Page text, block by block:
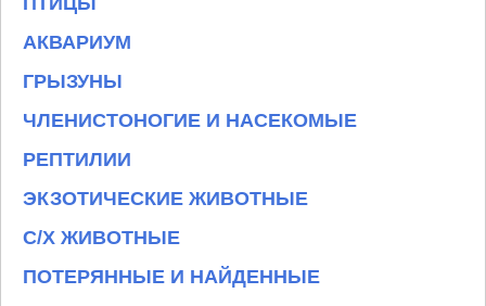
АКВАРИУМ
ГРЫЗУНЫ
ЧЛЕНИСТОНОГИЕ И НАСЕКОМЫЕ
РЕПТИЛИИ
ЭКЗОТИЧЕСКИЕ ЖИВОТНЫЕ
С/Х ЖИВОТНЫЕ
ПОТЕРЯННЫЕ И НАЙДЕННЫЕ